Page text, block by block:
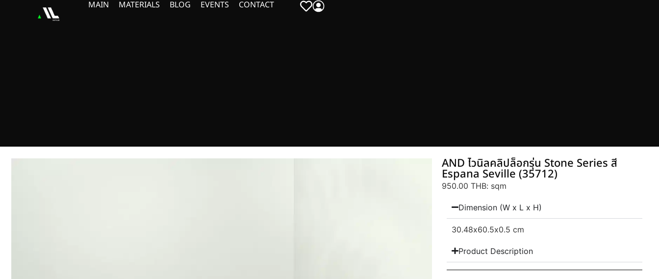
MAIN MATERIALS BLOG EVENTS CONTACT
AND ไวนิลคลิปล็อกรุ่น Stone Series สี
Espana Seville (35712)
950.00 THB: sqm
Dimension (W x L x H)
30.48x60.5x0.5 cm
Product Description